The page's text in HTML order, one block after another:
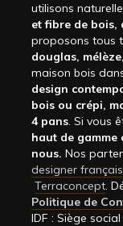
utilisons
et fibre de bois,
proposons tous
douglas,
maison bois
design
bois ou crépi,
4 pans. Si vous
haut de gamme
nous. Nos
designer français
Terraconcept.
Politique de
IDF : Siège social